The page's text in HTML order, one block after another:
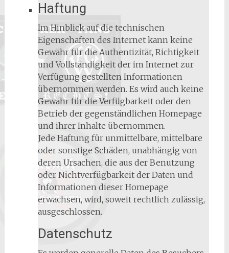
Haftung
Im Hinblick auf die technischen
Eigenschaften des Internet kann keine
Gewähr für die Authentizität, Richtigkeit
und Vollständigkeit der im Internet zur
Verfügung gestellten Informationen
übernommen werden. Es wird auch keine
Gewähr für die Verfügbarkeit oder den
Betrieb der gegenständlichen Homepage
und ihrer Inhalte übernommen.
Jede Haftung für unmittelbare, mittelbare
oder sonstige Schäden, unabhängig von
deren Ursachen, die aus der Benutzung
oder Nichtverfügbarkeit der Daten und
Informationen dieser Homepage
erwachsen, wird, soweit rechtlich zulässig,
ausgeschlossen.
Datenschutz